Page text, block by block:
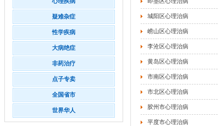
疑难杂症
性学疾病
大病绝症
非药治疗
点子专卖
全国省市
世界华人
城阳区心理治病
崂山区心理治病
李沧区心理治病
黄岛区心理治病
市南区心理治病
市北区心理治病
胶州市心理治病
平度市心理治病